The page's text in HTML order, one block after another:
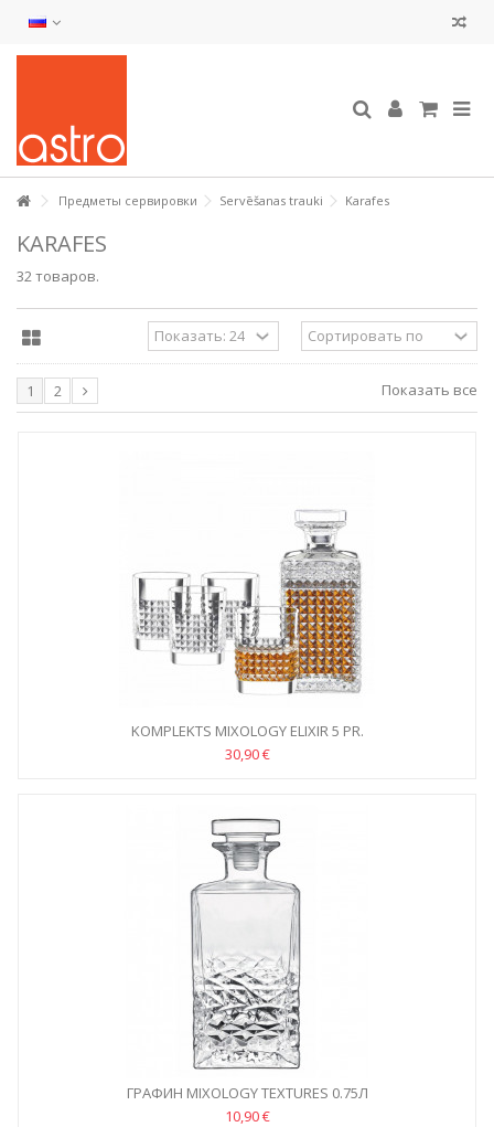
Предметы сервировки Servēšanas trauki Karafes
KARAFES
32 товаров.
Показать все
1 2
KOMPLEKTS MIXOLOGY ELIXIR 5 PR.
30,90 €
ГРАФИН MIXOLOGY TEXTURES 0.75Л
10,90 €